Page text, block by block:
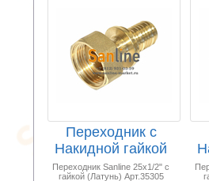
Переходник с
Накидной гайкой
25- 1/2" Латунь
Переходник Sanline 25x1/2" с
гайкой (Латунь) Арт.35305